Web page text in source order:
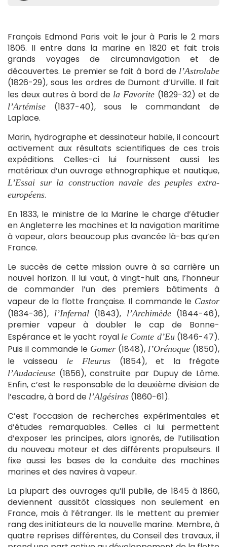
François Edmond Paris voit le jour à Paris le 2 mars
1806. II entre dans la marine en 1820 et fait trois
grands voyages de circumnavigation et de
découvertes. Le premier se fait à bord de l’Astrolabe
(1826-29), sous les ordres de Dumont d’Urville. Il fait
les deux autres à bord de la Favorite (1829-32) et de
l’Artémise (1837-40), sous le commandant de
Laplace.
Marin, hydrographe et dessinateur habile, il concourt
activement aux résultats scientifiques de ces trois
expéditions. Celles-ci lui fournissent aussi les
matériaux d’un ouvrage ethnographique et nautique,
L’Essai sur la construction navale des peuples extra-
européens.
En 1833, le ministre de la Marine le charge d’étudier
en Angleterre les machines et la navigation maritime
à vapeur, alors beaucoup plus avancée là-bas qu’en
France.
Le succès de cette mission ouvre à sa carrière un
nouvel horizon. Il lui vaut, à vingt-huit ans, l’honneur
de commander l’un des premiers bâtiments à
vapeur de la flotte française. Il commande le Castor
(1834-36), l’Infernal(1843), l’Archimède(1844-46),
premier vapeur à doubler le cap de Bonne-
Espérance et le yacht royal le Comte d’Eu(1846-47).
Puis il commande le Gomer (1848), l’Orénoque (1850),
le vaisseau
le Fleurus (1854), et la frégate
l’Audacieuse (1856), construite par Dupuy de Lôme.
Enfin, c’est le responsable de la deuxième division de
l’escadre, à bord de l’Algésiras (1860-61).
C’est l’occasion de recherches expérimentales et
d’études remarquables. Celles ci lui permettent
d’exposer les principes, alors ignorés, de l’utilisation
du nouveau moteur et des différents propulseurs. Il
fixe aussi les bases de la conduite des machines
marines et des navires à vapeur.
La plupart des ouvrages qu’il publie, de 1845 à 1860,
deviennent aussitôt classiques non seulement en
France, mais à l’étranger. Ils le mettent au premier
rang des initiateurs de la nouvelle marine. Membre, à
quatre reprises différentes, du Conseil des travaux, il